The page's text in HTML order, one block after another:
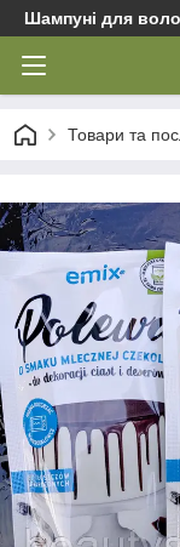
Шампуні для
Товари та